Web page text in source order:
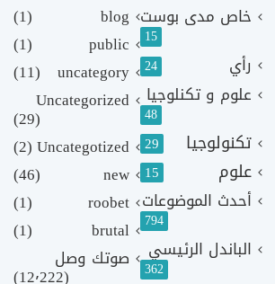
خاص مدى بوست
15
رأي 24
علوم و تكنلوجيا
48
تكنولوجيا 29
علوم 15
أحدث الموضوعات
794
الباندل الرئيسي
362
blog
(1)
public
(1)
uncategory
(11)
Uncategorized
(29)
Uncategotized
(2)
new
(46)
roobet
(1)
brutal
(1)
صوتك وصل
(12٬222)